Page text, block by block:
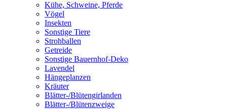
Kühe, Schweine, Pferde
Vögel
Insekten
Sonstige Tiere
Strohballen
Getreide
Sonstige Bauernhof-Deko
Lavendel
Hängeplanzen
Kräuter
Blätter-/Blütengirlanden
Blätter-/Blütenzweige